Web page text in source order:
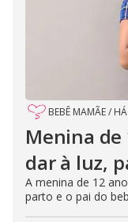
BEBÊ MAMÃE/
Menina de
dar à luz,
A menina de 12
parto e o pai do